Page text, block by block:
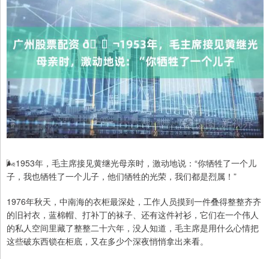
🌬1953年，毛主席接见黄继光母亲时，激动地说：“你牺牲了一个儿
子，我也牺牲了一个儿子，他们牺牲的光荣，我们都是烈属！”
1976年秋天，中南海的衣柜最深处，工作人员摸到一件叠得整整齐齐
的旧衬衣，蓝棉帽、打补丁的袜子、还有这件衬衫，它们在一个伟人
的私人空间里藏了整整二十六年，没人知道，毛主席是用什么心情把
这些破东西锁在柜底，又在多少个深夜悄悄拿出来看。